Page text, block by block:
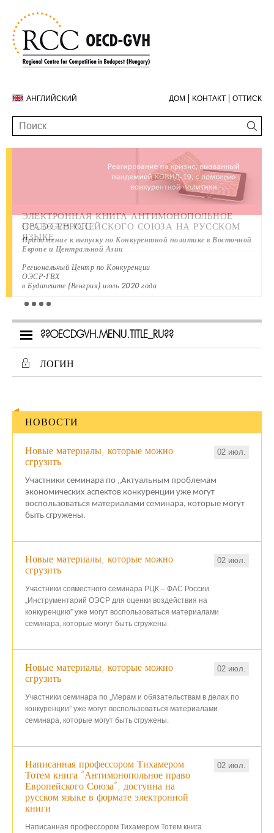
АНГЛИЙСКИЙ ДОМ KОНТАКТ ОТТИСК
OECD-GVH RCC
Приложение к выпуску по Конкурентной политике в Восточной
Европе и Центральной Азии
Региональный Центр по Конкуренции
ОЭСР-ГВХ
в Будапеште (Венгрия) июль 2020 года
ЭЛЕКТРОННАЯ КНИГА АНТИМОНОПОЛЬНОЕ
ПРАВО ЕВРОПЕЙСКОГО СОЮЗА НА РУССКОМ
ЯЗЫКЕ
КОНТАКТ
ГОДОВОЙ ДОКЛАД ЗА 2019 ГОД
??OECDGVH.MENU.TITLE_RU??
ЛОГИН
НОВОСТИ
Новые материалы, которые можно
сгрузить
02 июл.
Участники семинара по „Актуальным проблемам
экономических аспектов конкуренции уже могут
воспользоваться материалами семинара, которые могут
быть сгружены.
Новые материалы, которые можно
сгрузить
02 июл.
Участники совместного семинара РЦК – ФАС России
„Инструментарий ОЭСР для оценки воздействия на
конкуренцию” уже могут воспользоваться материалами
семинара, которые могут быть сгружены.
Новые материалы, которые можно
сгрузить
02 июл.
Участники семинара по „Мерам и обязательствам в делах по
конкуренции” уже могут воспользоваться материалами
семинара, которые могут быть сгружены.
Написанная профессором Тихамером
Тотем книга “Антимонопольное право
Европейского Союза”, доступна на
русском языке в формате электронной
книги
02 июл.
Написанная профессором Тихамером Тотем книга